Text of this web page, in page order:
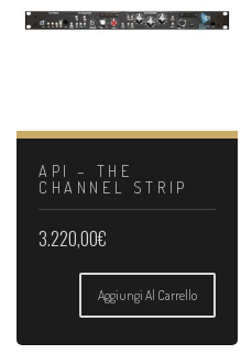
API – THE
CHANNEL STRIP
3.220,00€
Aggiungi Al Carrello